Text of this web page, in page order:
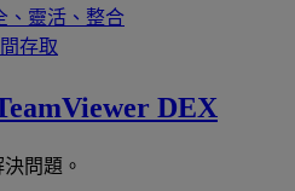
、靈活、整合
存取
DEX
問題。